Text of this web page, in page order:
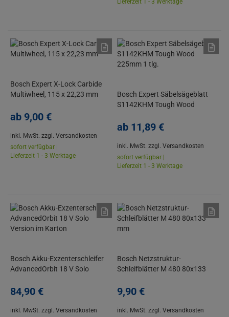
Lieferzeit 1 - 3 Werktage
Bosch Expert X-Lock Carbide
Multiwheel, 115 x 22,23 mm
ab 9,00 €
inkl. MwSt. zzgl. Versandkosten
sofort verfügbar |
Lieferzeit 1 - 3 Werktage
Bosch Expert Säbelsägeblatt
S1142KHM Tough Wood
ab 11,89 €
inkl. MwSt. zzgl. Versandkosten
sofort verfügbar |
Lieferzeit 1 - 3 Werktage
Bosch Akku-Exzenterschleifer
AdvancedOrbit 18 V Solo
84,90 €
inkl. MwSt. zzgl. Versandkosten
Bosch Netzstruktur-
Schleifblätter M 480 80x133
9,90 €
inkl. MwSt. zzgl. Versandkosten